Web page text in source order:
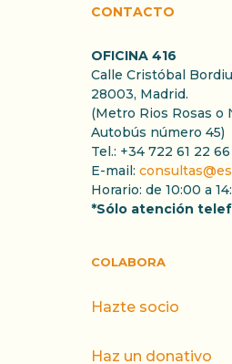
CONTACTO
OFICINA 416
Calle Cristóbal
28003, Madrid.
(Metro Rios Rosas o
Autobús número 45)
Tel.: +34 722 61 22 66
E-mail:
Horario: de 10:00 a
*Sólo atención
COLABORA
Hazte socio
Haz un donativo